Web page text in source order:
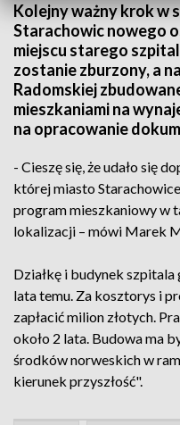
Kolejny ważny krok w
Starachowic nowego
miejscu starego
zostanie zburzony, a
Radomskiej
mieszkaniami na
na opracowanie
- Cieszę się, że udało się
której miasto
program mieszkaniowy w
lokalizacji – mówi Marek
Działkę i budynek
lata temu. Za kosztorys i
zapłacić milion złotych.
około 2 lata. Budowa ma
środków norweskich w
kierunek przyszłość".